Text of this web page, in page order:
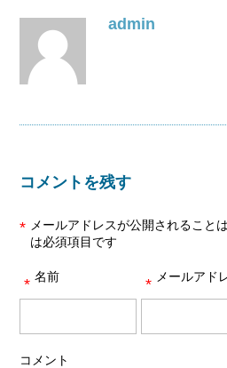
admin
コメントを残す
メールアドレスが公開されること
*
は必須項目です
名前
* メールアド
*
コメント